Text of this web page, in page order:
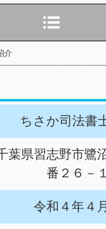
介
ちさか司法書
葉県習志野市鷺
番２６－
令和４年４